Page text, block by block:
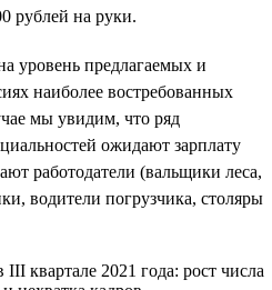
рублей на руки.
уровень предлагаемых и
наиболее востребованных
мы увидим, что ряд
ожидают зарплату
работодатели (вальщики леса,
водители погрузчика, столяры